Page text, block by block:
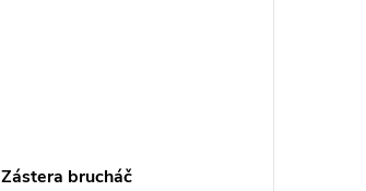
Zástera brucháč